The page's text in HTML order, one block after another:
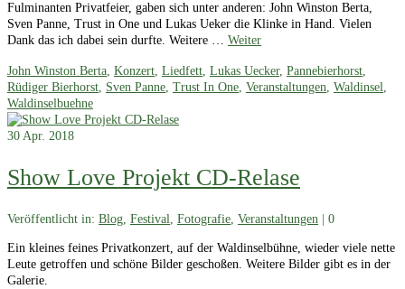
Fulminanten Privatfeier, gaben sich unter anderen: John Winston Berta,
Sven Panne, Trust in One und Lukas Ueker die Klinke in Hand. Vielen
Dank das ich dabei sein durfte. Weitere … Weiter
John Winston Berta, Konzert, Liedfett, Lukas Uecker, Pannebierhorst,
Rüdiger Bierhorst, Sven Panne, Trust In One, Veranstaltungen, Waldinsel,
Waldinselbuehne
30 Apr. 2018
Show Love Projekt CD-Relase
Veröffentlicht in: Blog Festival Fotografie Veranstaltungen | 0
Ein kleines feines Privatkonzert, auf der Waldinselbühne, wieder viele nette
Leute getroffen und schöne Bilder geschoßen. Weitere Bilder gibt es in der
Galerie.